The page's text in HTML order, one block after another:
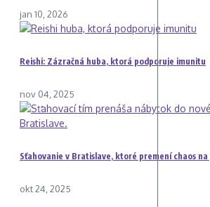
jan 10, 2026
Reishi: Zázračná huba, ktorá podporuje imunitu
nov 04, 2025
Sťahovanie v Bratislave, ktoré premení chaos
okt 24, 2025